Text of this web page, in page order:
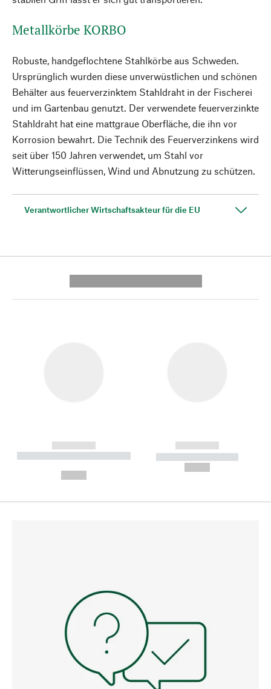
Metallkörbe KORBO
Robuste, handgeflochtene Stahlkörbe aus Schweden.
Ursprünglich wurden diese unverwüstlichen und schönen
Behälter aus feuerverzinktem Stahldraht in der Fischerei
und im Gartenbau genutzt. Der verwendete feuerverzinkte
Stahldraht hat eine mattgraue Oberfläche, die ihn vor
Korrosion bewahrt. Die Technik des Feuerverzinkens wird
seit über 150 Jahren verwendet, um Stahl vor
Witterungseinflüssen, Wind und Abnutzung zu schützen.
Verantwortlicher Wirtschaftsakteur für die EU
------------
----------- ----------- --------
------------
----------- -----------